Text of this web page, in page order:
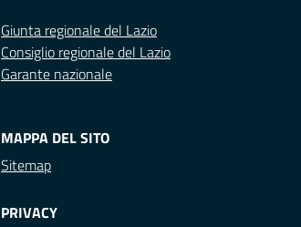
Giunta regionale del Lazio
Consiglio regionale del Lazio
Garante nazionale
MAPPA DEL SITO
Sitemap
PRIVACY